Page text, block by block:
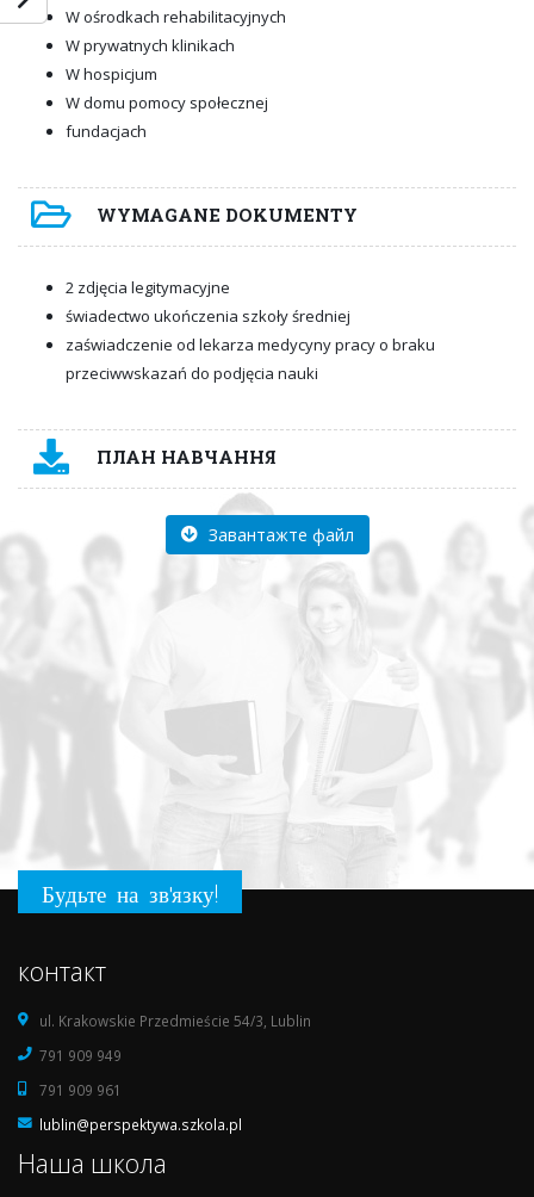
W ośrodkach rehabilitacyjnych
W prywatnych klinikach
W hospicjum
W domu pomocy społecznej
fundacjach
WYMAGANE DOKUMENTY
2 zdjęcia legitymacyjne
świadectwo ukończenia szkoły średniej
zaświadczenie od lekarza medycyny pracy o braku
przeciwwskazań do podjęcia nauki
ПЛАН НАВЧАННЯ
Завантажте файл
Будьте на зв'язку!
контакт
ul. Krakowskie Przedmieście 54/3, Lublin
791 909 949
791 909 961
lublin@perspektywa.szkola.pl
Наша школа